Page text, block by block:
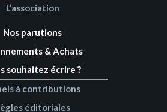
L’association
Nos parutions
& Achats
souhaitez écrire ?
à contributions
éditoriales